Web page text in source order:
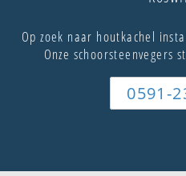
Op zoek naar houtkachel
Onze schoorsteenvegers
0591-